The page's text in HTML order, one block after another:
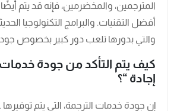
المترجمين، والمخضرمين، فإنه قد يتم
أفضل التقنيات. والبرامج التكنولوجيا
والتي بدورها تلعب دور كبير بخصوص
كيف يتم التأكد من جودة
إجادة “؟
إن جودة خدمات الترجمة، التي يتم